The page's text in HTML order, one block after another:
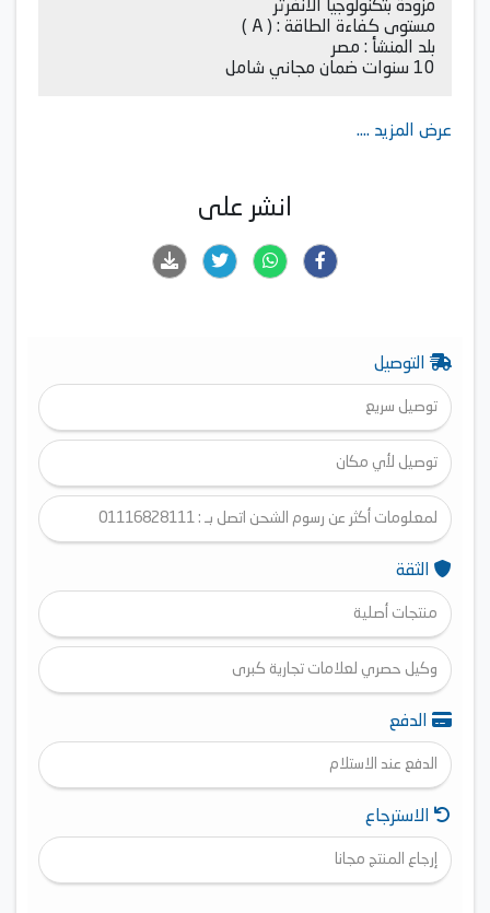
مزودة بتكنولوجيا الانفرتر
مستوى كفاءة الطاقة : ( A )
بلد المنشأ : مصر
10 سنوات ضمان مجاني شامل
عرض المزيد ....
انشر على
التوصيل
توصيل سريع
توصيل لأي مكان
لمعلومات أكثر عن رسوم الشحن اتصل بـ : 01116828111
الثقة
منتجات أصلية
وكيل حصري لعلامات تجارية كبرى
الدفع
الدفع عند الاستلام
الاسترجاع
إرجاع المنتج مجانا